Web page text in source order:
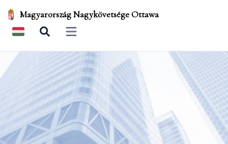
Magyarország Nagykövetsége Ottawa
Open main menu